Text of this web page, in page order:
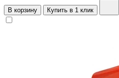
В корзину Купить в 1 клик